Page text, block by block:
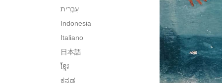
Indonesia
Italiano
日本語
ខ្មែរ
ಕನ್ನಡ